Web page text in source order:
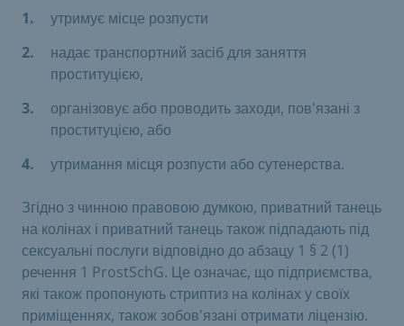
утримує місце розпусти
надає транспортний засіб для заняття
проституцією,
організовує або проводить заходи, пов'язані з
проституцією, або
утримання місця розпусти або сутенерства.
Згідно з чинною правовою думкою, приватний танець
на колінах і приватний танець також підпадають під
сексуальні послуги відповідно до абзацу 1 § 2 (1)
речення 1 ProstSchG. Це означає, що підприємства,
які також пропонують стриптиз на колінах у своїх
приміщеннях, також зобов'язані отримати ліцензію.